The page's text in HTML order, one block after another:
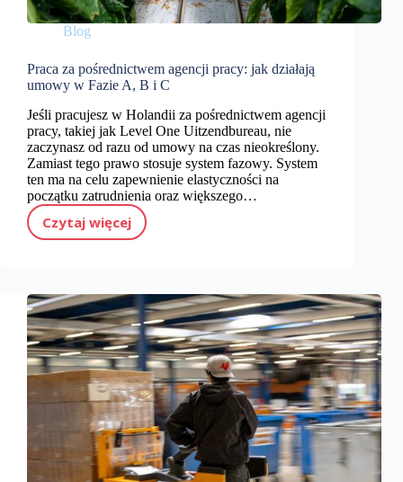
Blog
Praca za pośrednictwem agencji pracy: jak działają
umowy w Fazie A, B i C
Jeśli pracujesz w Holandii za pośrednictwem agencji
pracy, takiej jak Level One Uitzendbureau, nie
zaczynasz od razu od umowy na czas nieokreślony.
Zamiast tego prawo stosuje system fazowy. System
ten ma na celu zapewnienie elastyczności na
początku zatrudnienia oraz większego…
Czytaj więcej
Praca za pośrednictwem agencji pracy: jak działają umowy w Fazie A, B i C